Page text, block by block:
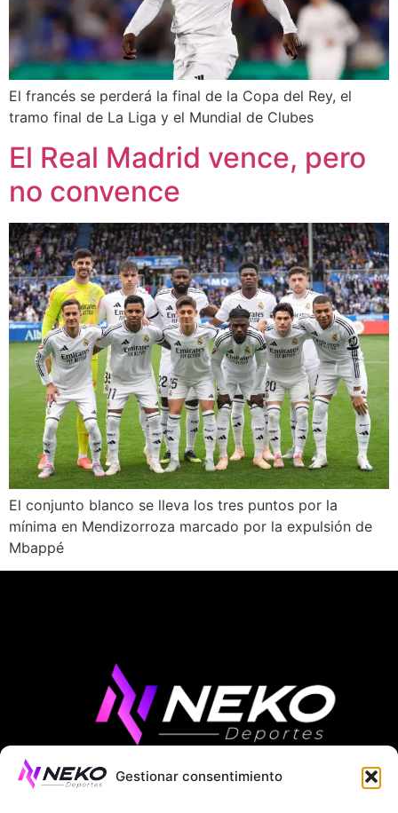
Gestionar consentimiento
El francés se perderá la final de la Copa del Rey, el
tramo final de La Liga y el Mundial de Clubes
El Real Madrid vence, pero
no convence
El conjunto blanco se lleva los tres puntos por la
mínima en Mendizorroza marcado por la expulsión de
Mbappé
ÚLTIMAS NOTICIAS COMPETICIONES EUROPEAS